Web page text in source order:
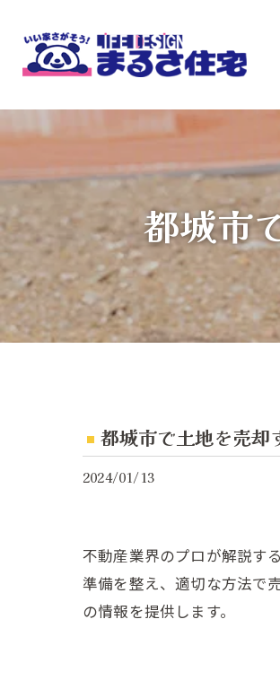
都城市
都城市で土地を売却
2024/01/13
不動産業界のプロが解説す
準備を整え、適切な方法で
の情報を提供します。